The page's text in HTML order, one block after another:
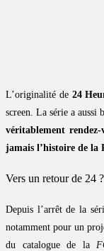
L’originalité de 24
screen. La série a aussi
véritablement
jamais l’histoire de la
Vers un retour de 24 ?
Depuis l’arrêt de la
notamment pour un
du catalogue de la